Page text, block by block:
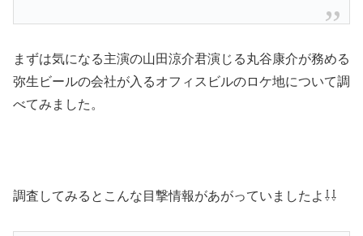
まずは気になる主演の山田涼介君演じる丸谷康介が務める
弥生ビールの会社が入るオフィスビルのロケ地について調
べてみました。
調査してみるとこんな目撃情報があがっていましたよ⇩⇩